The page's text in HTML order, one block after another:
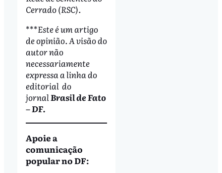
Cerrado (RSC).
***Este é um artigo
de opinião. A visão do
autor não
necessariamente
expressa a linha do
editorial do
jornalBrasil de Fato
– DF.
Apoie a
comunicação
popular no DF: